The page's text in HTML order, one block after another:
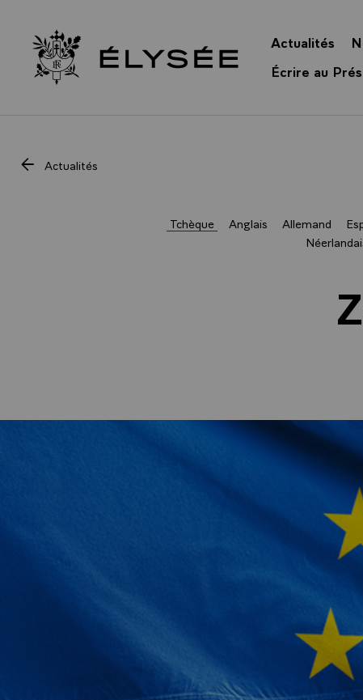
Retour à l’accueil Élysée
Actualités
Écrire au
Actualités
Tchèque Anglais Allemand